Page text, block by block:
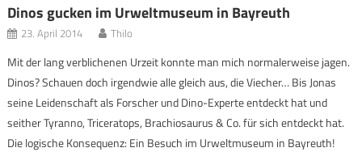
Dinos gucken im Urweltmuseum in Bayreuth
23. April 2014 Thilo
Mit der lang verblichenen Urzeit konnte man mich normalerweise jagen.
Dinos? Schauen doch irgendwie alle gleich aus, die Viecher… Bis Jonas
seine Leidenschaft als Forscher und Dino-Experte entdeckt hat und
seither Tyranno, Triceratops, Brachiosaurus & Co. für sich entdeckt hat.
Die logische Konsequenz: Ein Besuch im Urweltmuseum in Bayreuth!